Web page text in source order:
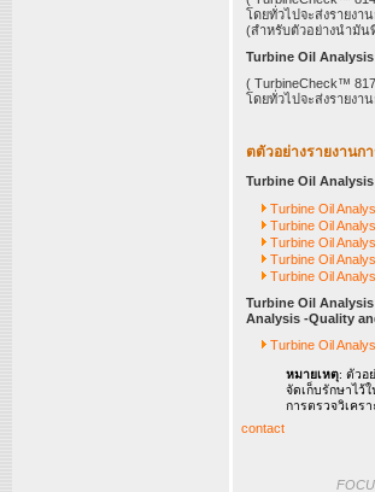
โดยทั่วไปจะส่งรายงา
(สำหรับตัวอย่างนำมัน
Turbine Oil
( TurbineCheck™
โดยทั่วไปจะส่งรายงา
ตตัวอย่างรายงานก
Turbine Oil
Turbine Oil
Turbine Oil
Turbine Oil
Turbine Oil
Turbine Oil
Turbine Oil
Analysis -Quality
Turbine Oil
หมายเหตุ: ตัวอ
จัดเก็บรักษาไว้
การตรวจวิเคร
contact